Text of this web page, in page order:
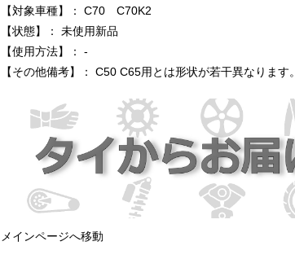
【対象車種】： C70 C70K2
【状態】： 未使用新品
【使用方法】： -
【その他備考】： C50 C65用とは形状が若干異なります。
メインページへ移動